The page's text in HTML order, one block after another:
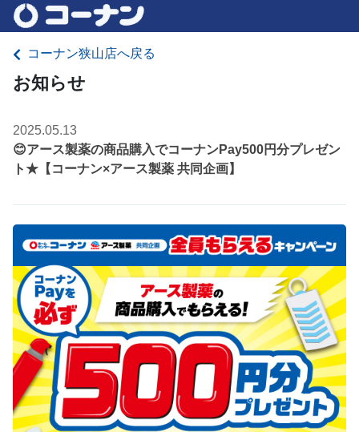
コーナン狭山店へ戻る
お知らせ
2025.05.13
😊アース製薬の商品購入でコーナンPay500円分プレゼン
ト★【コーナン×アース製薬 共同企画】